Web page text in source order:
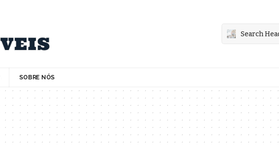
SOBRE NÓS